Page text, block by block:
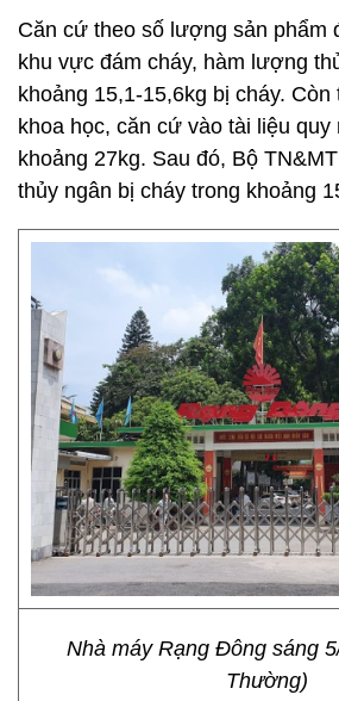
Căn cứ theo số lượng sản phẩm
khu vực đám cháy, hàm lượng
khoảng 15,1-15,6kg bị cháy.
khoa học, căn cứ vào tài liệu quy
khoảng 27kg. Sau đó, Bộ
thủy ngân bị cháy trong khoảng
Nhà máy Rạng Đông sáng
Thường)